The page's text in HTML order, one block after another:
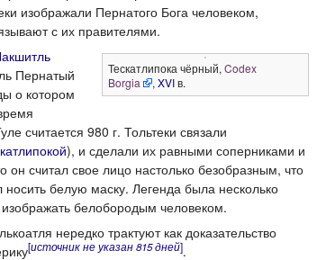
изображали Пернатого Бога человеком,
с их правителями.
Тескатлипока чёрный, Codex
Borgia
, XVIв.
Пернатый
о котором
считается 980 г. Тольтеки связали
), и сделали их равными соперниками и
считал свое лицо настолько безобразным, что
белую маску. Легенда была несколько
белобородым человеком.
нередко трактуют как доказательство
[источник не указан 815 дней].